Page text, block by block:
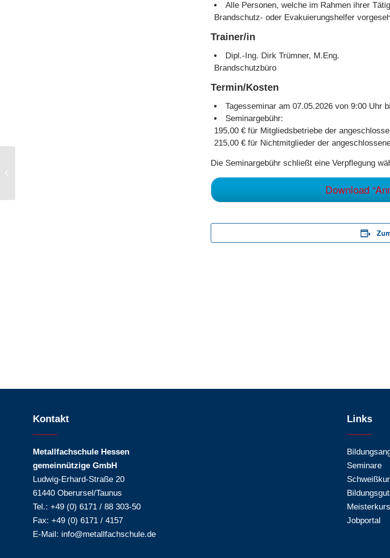
Alle Personen, welche im Rahmen ihrer
Brandschutz- oder Evakuierungshelfer
Trainer/in
Dipl.-Ing. Dirk Trümner, M.Eng.
Brandschutzbüro
Termin/Kosten
Tagesseminar am 07.05.2026 von 9:00 Uhr
Seminargebühr:
195,00 € für Mitgliedsbetriebe der
215,00 € für Nichtmitglieder der
Die Seminargebühr schließt eine Verpflegung
Download
Kontakt
Metallfachschule Hessen
gemeinnützige GmbH
Ludwig-Erhard-Straße 20
61440 Oberursel/Taunus
Tel.: +49 (0) 6171 / 88 303-50
Fax: +49 (0) 6171 / 4157
E-Mail: info@metallfachschule.de
Links
Seminare
Jobportal